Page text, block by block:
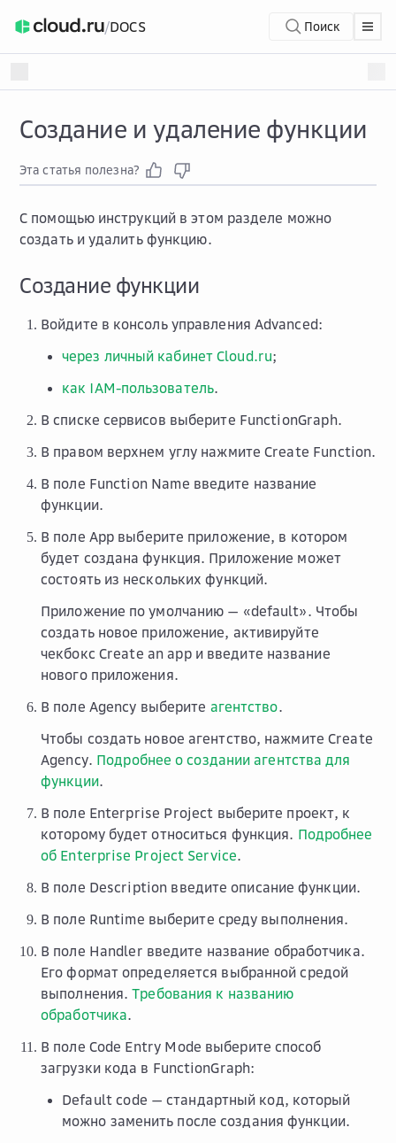
/DOCS Поиск
Создание и удаление функции
Эта статья полезна?
С помощью инструкций в этом разделе можно
создать и удалить функцию.
Создание функции
Войдите в консоль управления Advanced:
через личный кабинет Cloud.ru;
как IAM-пользователь.
В списке сервисов выберите FunctionGraph.
В правом верхнем углу нажмите Create Function.
В поле Function Name введите название
функции.
В поле App выберите приложение, в котором
будет создана функция. Приложение может
состоять из нескольких функций.
Приложение по умолчанию — «default». Чтобы
создать новое приложение, активируйте
чекбокс Create an appи введите название
нового приложения.
В поле Agency выберите агентство.
Чтобы создать новое агентство, нажмите Create
Agency. Подробнее о создании агентства для
функции.
В поле Enterprise Project выберите проект, к
которому будет относиться функция. Подробнее
об Enterprise Project Service.
В поле Description введите описание функции.
В поле Runtime выберите среду выполнения.
В поле Handler введите название обработчика.
Его формат определяется выбранной средой
выполнения.Требования к названию
обработчика.
В поле Code Entry Mode выберите способ
загрузки кода в FunctionGraph:
Default code — стандартный код, который
можно заменить после создания функции.